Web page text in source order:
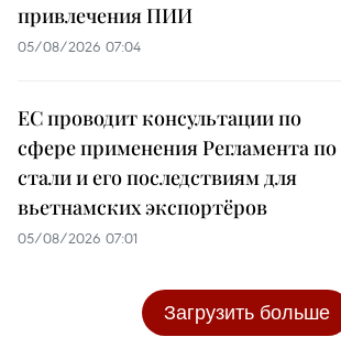
привлечения ПИИ
05/08/2026 07:04
ЕС проводит консультации по
сфере применения Регламента по
стали и его последствиям для
вьетнамских экспортёров
05/08/2026 07:01
Загрузить больше